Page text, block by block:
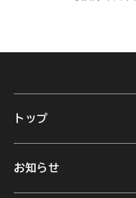
トップ
お知らせ